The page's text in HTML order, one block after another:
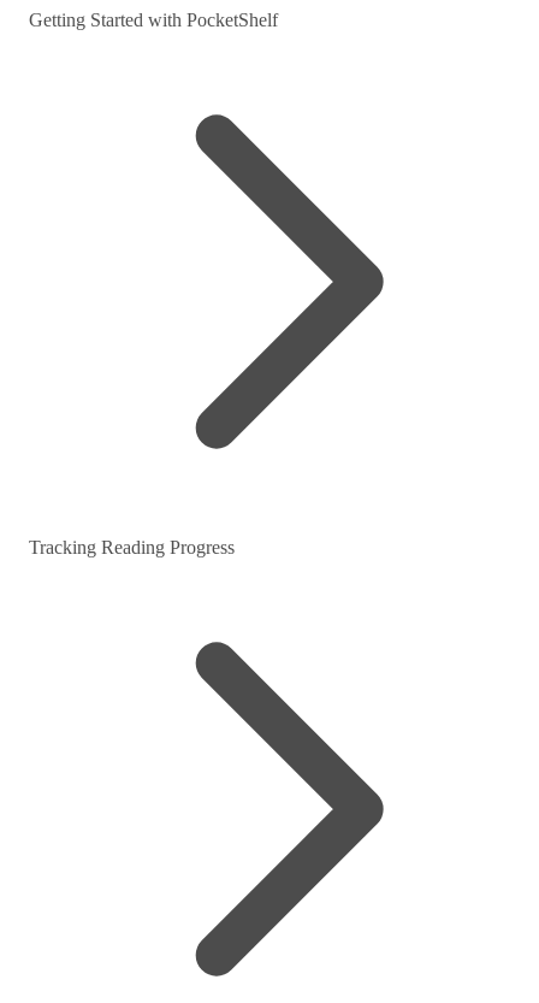
Getting Started with PocketShelf
Tracking Reading Progress